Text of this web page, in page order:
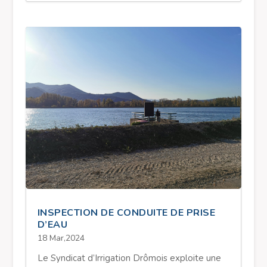
INSPECTION DE CONDUITE DE PRISE
D’EAU
18 Mar,2024
Le Syndicat d’Irrigation Drômois exploite une